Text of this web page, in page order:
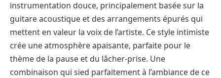
instrumentation douce, principalement basée sur la
guitare acoustique et des arrangements épurés qui
mettent en valeur la voix de l’artiste. Ce style intimiste
crée une atmosphère apaisante, parfaite pour le
thème de la pause et du lâcher-prise. Une
combinaison qui sied parfaitement à l’ambiance de ce